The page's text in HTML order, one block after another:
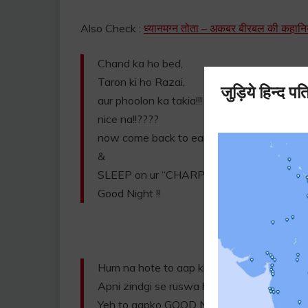
Also Check : ध्यानमग्न तोता – अकबर बीरबल की
Chand ka ho bed,
Taron ki ho Razai,
aur phoolon ka takia!!!
nice na!!????
now come back to earth
&
SLEEP on ur “CHARPAI”
Good Night !!
Hum na hote to aap kho gaye hote,
Apni zindgi se ruswa ho gaye hote!
Yeh to aapko GOOD NIGHT kehne